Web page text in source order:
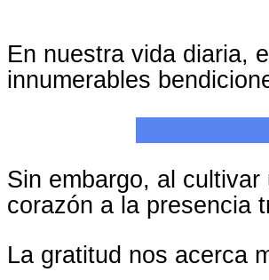
En nuestra vida diaria,
innumerables
Sin embargo, al
corazón a la presencia
La gratitud nos acerca